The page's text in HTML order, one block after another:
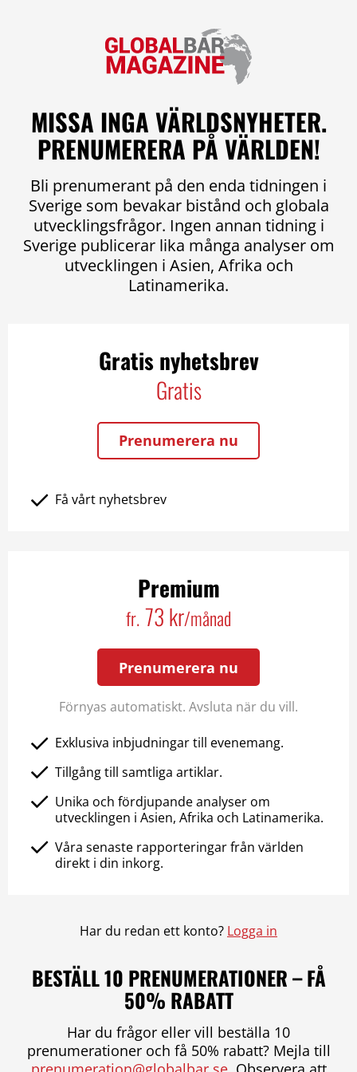
MISSA INGA VÄRLDSNYHETER.
PRENUMERERA PÅ VÄRLDEN!
Bli prenumerant på den enda tidningen i
Sverige som bevakar bistånd och globala
utvecklingsfrågor. Ingen annan tidning i
Sverige publicerar lika många analyser om
utvecklingen i Asien, Afrika och
Latinamerika.
Gratis nyhetsbrev
Gratis
Prenumerera nu
Få vårt nyhetsbrev
Premium
fr. 73 kr/månad
Prenumerera nu
Förnyas automatiskt. Avsluta när du vill.
Exklusiva inbjudningar till evenemang.
Tillgång till samtliga artiklar.
Unika och fördjupande analyser om
utvecklingen i Asien, Afrika och Latinamerika.
Våra senaste rapporteringar från världen
direkt i din inkorg.
Har du redan ett konto? Logga in
BESTÄLL 10 PRENUMERATIONER – FÅ
50% RABATT
Har du frågor eller vill beställa 10
prenumerationer och få 50% rabatt? Mejla till